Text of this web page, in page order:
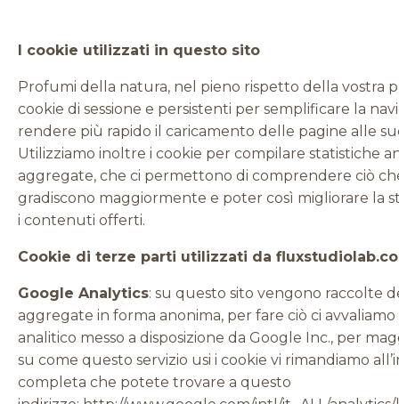
I cookie utilizzati in questo sito
Profumi della natura, nel pieno rispetto della vostra
cookie di sessione e persistenti per semplificare la
rendere più rapido il caricamento delle pagine alle
Utilizziamo inoltre i cookie per compilare statistiche
aggregate, che ci permettono di comprendere ciò
gradiscono maggiormente e poter così migliorare la
i contenuti offerti.
Cookie di terze parti utilizzati da
Google Analytics: su questo sito vengono raccolte
aggregate in forma anonima, per fare ciò ci avvaliamo
analitico messo a disposizione da Google Inc., per
su come questo servizio usi i cookie vi rimandiamo
completa che potete trovare a questo